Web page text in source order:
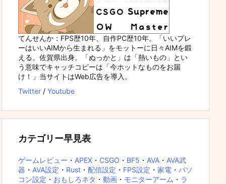
てんせんか：FPS歴10年、自作PC歴10年。「いいプレ
ーはいいAIMから生まれる」をモットーに日々AIMを鍛
える。佐賀県出身。「ぬっかと」は「熱いもの」とい
う意味でキャッチコピーは「今ホットなものをお届
け！」当サイトはWeb広告を導入。
Twitter / Youtube
カテゴリー早見表
ゲームレビュー ・ APEX ・ CSGO ・ BF5 ・ AVA ・ AVA武
器 ・ AVA設定 ・ Rust ・ 配信設定 ・ FPS設定 ・ 家電 ・ パソ
コン設定 ・ おもしろネタ ・ 動画 ・ モニターアーム ・ ラ